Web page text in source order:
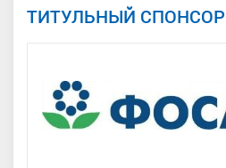
ТИТУЛЬНЫЙ СПОНСОР